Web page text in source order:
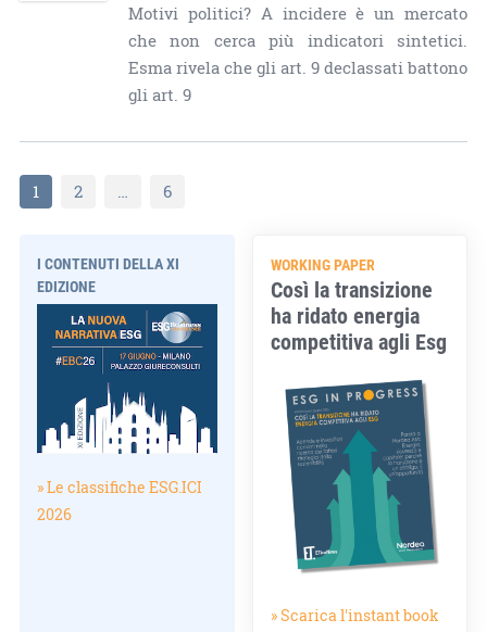
Motivi politici? A incidere è un mercato
che non cerca più indicatori sintetici.
Esma rivela che gli art. 9 declassati battono
gli art. 9
1 2 … 6
I CONTENUTI DELLA XI
EDIZIONE
» Le classifiche ESG.ICI
2026
WORKING PAPER
Così la transizione
ha ridato energia
competitiva agli Esg
» Scarica l'instant book